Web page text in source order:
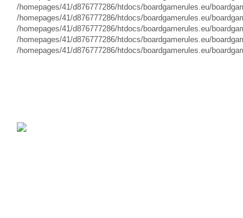
/homepages/41/d876777286/htdocs/boardgamerules.eu/
/homepages/41/d876777286/htdocs/boardgamerules.eu/
/homepages/41/d876777286/htdocs/boardgamerules.eu/
/homepages/41/d876777286/htdocs/boardgamerules.eu/
/homepages/41/d876777286/htdocs/boardgamerules.eu/